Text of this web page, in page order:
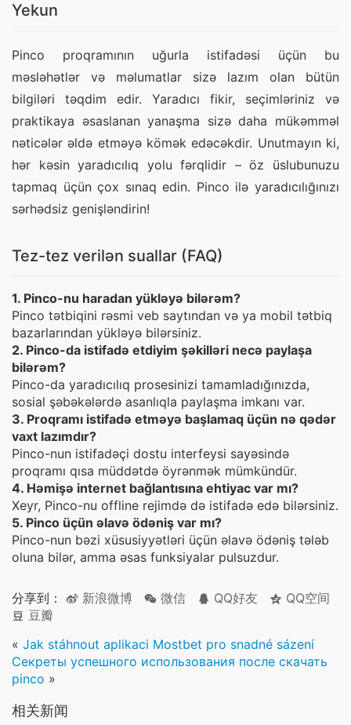
Yekun
Pinco proqramının uğurla istifadəsi üçün bu
məsləhətlər və məlumatlar sizə lazım olan bütün
bilgiləri təqdim edir. Yaradıcı fikir, seçimləriniz və
praktikaya əsaslanan yanaşma sizə daha mükəmməl
nəticələr əldə etməyə kömək edəcəkdir. Unutmayın ki,
hər kəsin yaradıcılıq yolu fərqlidir – öz üslubunuzu
tapmaq üçün çox sınaq edin. Pinco ilə yaradıcılığınızı
sərhədsiz genişləndirin!
Tez-tez verilən suallar (FAQ)
1. Pinco-nu haradan yükləyə bilərəm?
Pinco tətbiqini rəsmi veb saytından və ya mobil tətbiq
bazarlarından yükləyə bilərsiniz.
2. Pinco-da istifadə etdiyim şəkilləri necə paylaşa
bilərəm?
Pinco-da yaradıcılıq prosesinizi tamamladığınızda,
sosial şəbəkələrdə asanlıqla paylaşma imkanı var.
3. Proqramı istifadə etməyə başlamaq üçün nə qədər
vaxt lazımdır?
Pinco-nun istifadəçi dostu interfeysi sayəsində
proqramı qısa müddətdə öyrənmək mümkündür.
4. Həmişə internet bağlantısına ehtiyac var mı?
Xeyr, Pinco-nu offline rejimdə də istifadə edə bilərsiniz.
5. Pinco üçün əlavə ödəniş var mı?
Pinco-nun bəzi xüsusiyyətləri üçün əlavə ödəniş tələb
oluna bilər, amma əsas funksiyalar pulsuzdur.
分享到： 新浪微博 微信 QQ好友
QQ空间
豆瓣
« Jak stáhnout aplikaci Mostbet pro snadné sázení
Секреты успешного использования после скачать
pinco »
相关新闻